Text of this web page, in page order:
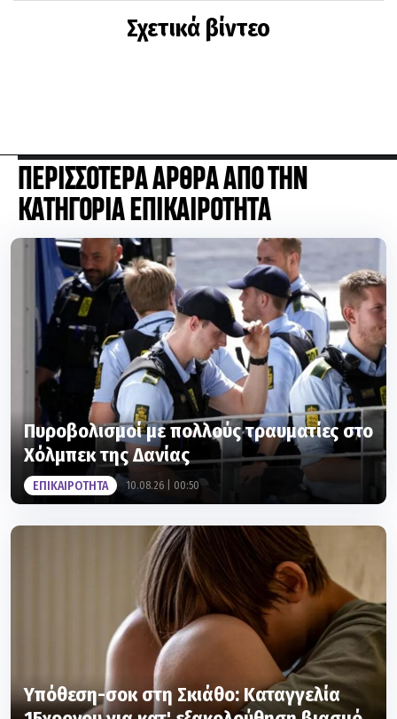
Σχετικά βίντεο
ΚΑΤΗΓΟΡΙΑ ΕΠΙΚΑΙΡΟΤΗΤΑ
Πυροβολισμοί με πολλούς τραυματίες στο
Χόλμπεκ της Δανίας
ΕΠΙΚΑΙΡΟΤΗΤΑ 10.08.26 | 00:50
Υπόθεση-σοκ στη Σκιάθο: Καταγγελία
15χρονου για κατ' εξακολούθηση βιασμό
και εκβιασμό από 17χρονο